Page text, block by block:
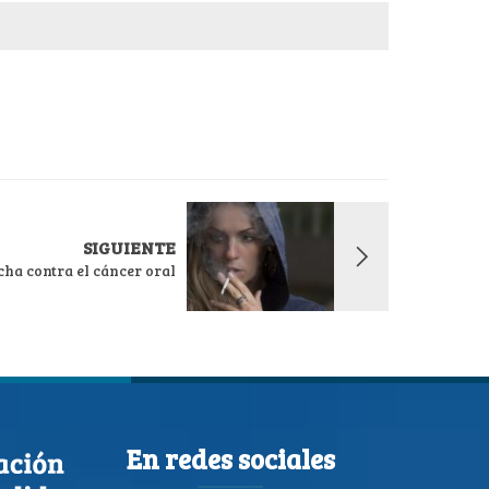
SIGUIENTE
contra el cáncer oral
En redes sociales